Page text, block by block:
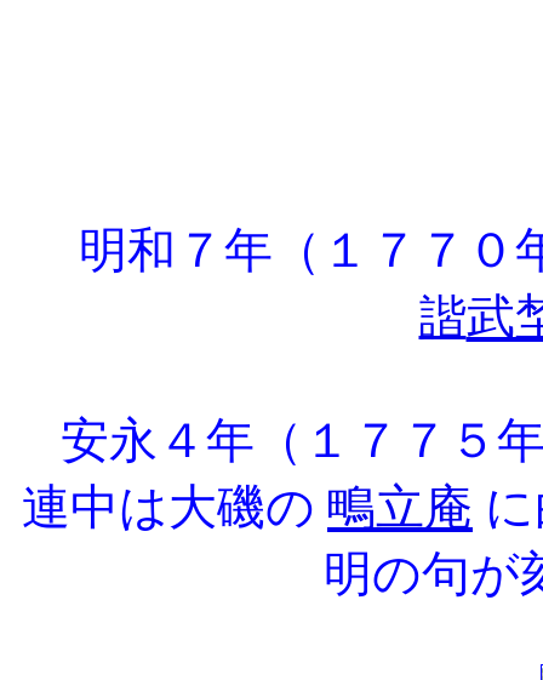
明和７年（１７７０
諧武
安永４年（１７７５
連中は大磯の 鴫立庵
明の句が